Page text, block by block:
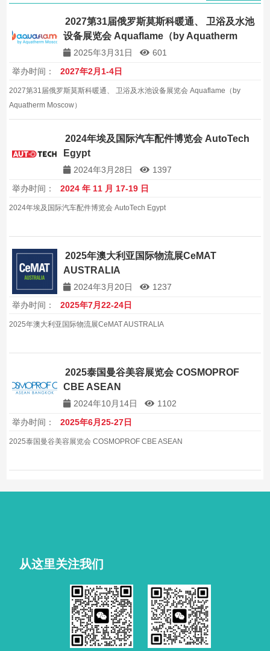
2027第31届俄罗斯莫斯科暖通、 卫浴及水池
设备展览会 Aquaflame（by Aquatherm
Moscow）
2025年3月31日
601
举办时间：
2027年2月1-4日
2027第31届俄罗斯莫斯科暖通、 卫浴及水池设备展览会 Aquaflame（by
Aquatherm Moscow）
2024年埃及国际汽车配件博览会 AutoTech
Egypt
2024年3月28日
1397
举办时间：
2024 年 11 月 17-19 日
2024年埃及国际汽车配件博览会 AutoTech Egypt
2025年澳大利亚国际物流展CeMAT
AUSTRALIA
2024年3月20日
1237
举办时间：
2025年7月22-24日
2025年澳大利亚国际物流展CeMAT AUSTRALIA
2025泰国曼谷美容展览会 COSMOPROF
CBE ASEAN
2024年10月14日
1102
举办时间：
2025年6月25-27日
2025泰国曼谷美容展览会 COSMOPROF CBE ASEAN
从这里关注我们